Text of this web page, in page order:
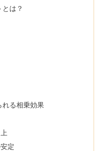
は？
れる相乗効果
定